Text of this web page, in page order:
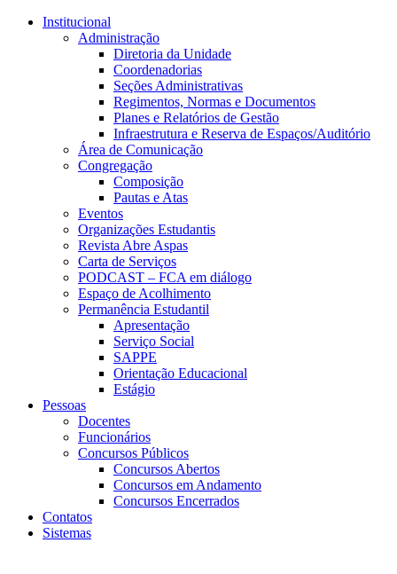
Conteúdo principal
Institucional
Administração
Diretoria da Unidade
Coordenadorias
Seções Administrativas
Regimentos, Normas e Documentos
Planes e Relatórios de Gestão
Infraestrutura e Reserva de Espaços/Auditório
Área de Comunicação
Congregação
Composição
Pautas e Atas
Eventos
Organizações Estudantis
Revista Abre Aspas
Carta de Serviços
PODCAST – FCA em diálogo
Espaço de Acolhimento
Permanência Estudantil
Apresentação
Serviço Social
SAPPE
Orientação Educacional
Estágio
Pessoas
Docentes
Funcionários
Concursos Públicos
Concursos Abertos
Concursos em Andamento
Concursos Encerrados
Contatos
Sistemas